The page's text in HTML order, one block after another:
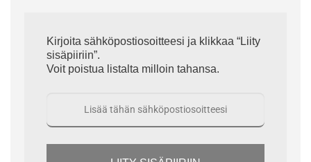
Kirjoita sähköpostiosoitteesi ja klikkaa “Liity
sisäpiiriin”.
Voit poistua listalta milloin tahansa.